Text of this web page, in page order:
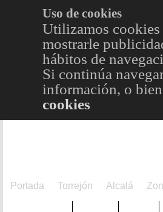
Uso de cookies
Utilizamos cookies
mostrarle
hábitos de
Si continúa
información, o
cookies
Portada Torrejón Alcalá